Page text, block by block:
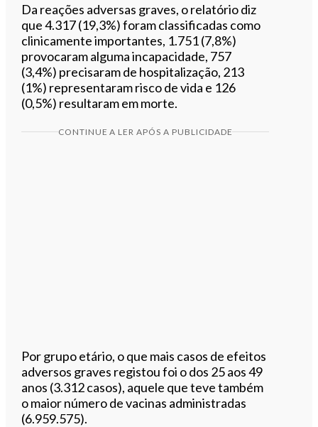
Da reações adversas graves, o relatório diz
que 4.317 (19,3%) foram classificadas como
clinicamente importantes, 1.751 (7,8%)
provocaram alguma incapacidade, 757
(3,4%) precisaram de hospitalização, 213
(1%) representaram risco de vida e 126
(0,5%) resultaram em morte.
CONTINUE A LER APÓS A PUBLICIDADE
Por grupo etário, o que mais casos de efeitos
adversos graves registou foi o dos 25 aos 49
anos (3.312 casos), aquele que teve também
o maior número de vacinas administradas
(6.959.575).